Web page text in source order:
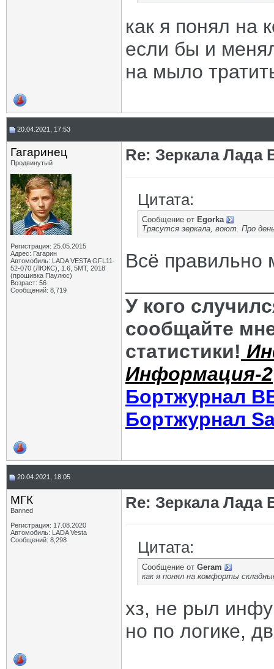
как я понял на
если бы и
на мыло
20.04.2021, 17:53
Гагаринец
Продвинутый
Регистрация: 25.05.2015
Адрес: Гагарин
Автомобиль: LADA VESTA GFL11-
52-070 (ЛЮКС), 1.6, 5МТ, 2018
(прошивка Паулюс)
Возраст: 56
Сообщений: 8,719
Re: Зеркала Лада
Цитата:
Сообщение от Egorka
Трясутся зеркала, воют. Про
Всё
У кого
сообщайте
статистики!
Информация-2
Бортжурнал
Бортжурнал
20.04.2021, 18:05
МГК
Banned
Регистрация: 17.08.2020
Автомобиль: LADA Vesta
Сообщений: 8,298
Re: Зеркала Лада
Цитата:
Сообщение от Geram
как я понял на комфорты
хз, не рыл инфу
но по логике,